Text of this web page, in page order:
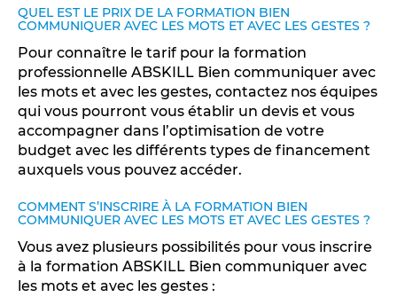
QUEL EST LE PRIX DE LA FORMATION BIEN
COMMUNIQUER AVEC LES MOTS ET AVEC LES GESTES ?
Pour connaître le tarif pour la formation
professionnelle ABSKILL Bien communiquer avec
les mots et avec les gestes, contactez nos équipes
qui vous pourront vous établir un devis et vous
accompagner dans l’optimisation de votre
budget avec les différents types de financement
auxquels vous pouvez accéder.
COMMENT S’INSCRIRE À LA FORMATION BIEN
COMMUNIQUER AVEC LES MOTS ET AVEC LES GESTES ?
Vous avez plusieurs possibilités pour vous inscrire
à la formation ABSKILL Bien communiquer avec
les mots et avec les gestes :